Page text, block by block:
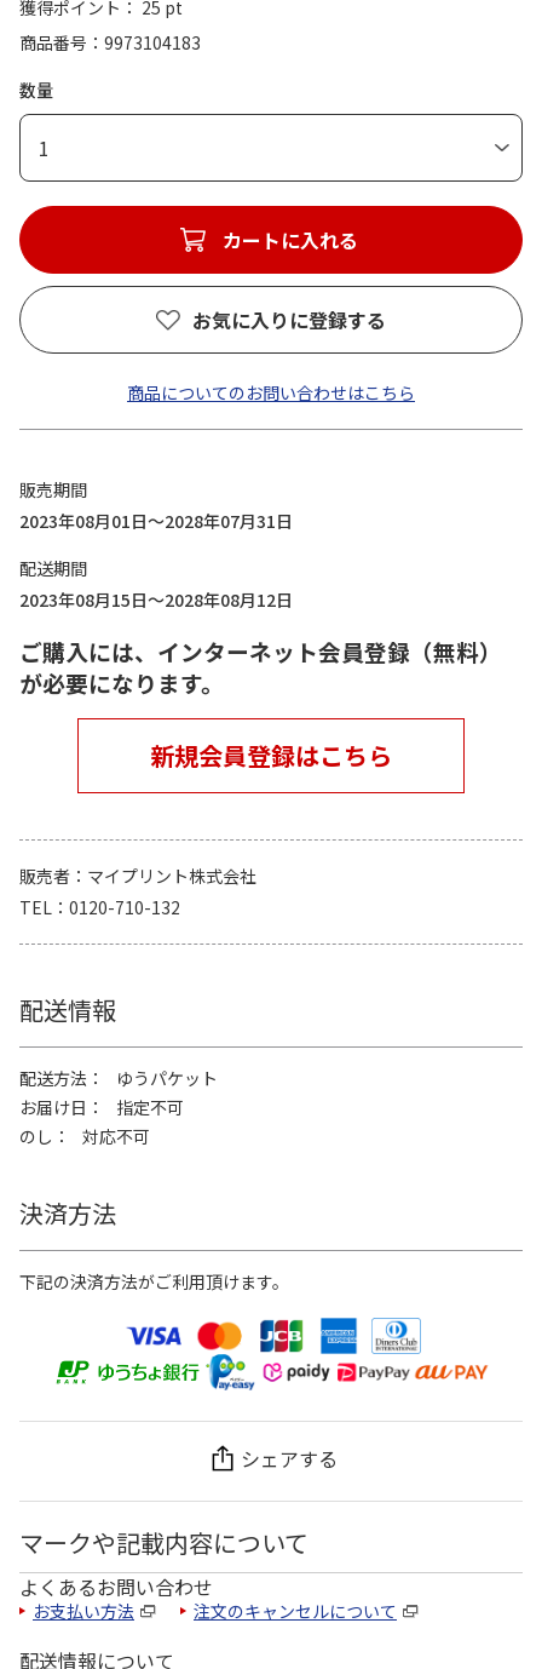
獲得ポイント： 25 pt
商品番号
9973104183
数量
1
カートに入れる
お気に入りに登録する
商品についてのお問い合わせはこちら
販売期間
2023年08月01日～2028年07月31日
配送期間
2023年08月15日～2028年08月12日
ご購入には、インターネット会員登録（無料）
が必要になります。
新規会員登録はこちら
販売者
マイプリント株式会社
TEL
0120-710-132
配送情報
配送方法
ゆうパケット
お届け日
指定不可
のし
対応不可
決済方法
下記の決済方法がご利用頂けます。
シェアする
マークや記載内容について
よくあるお問い合わせ
お支払い方法 注文のキャンセルについて
配送情報について